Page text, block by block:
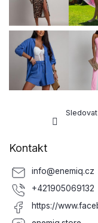
Kontakt
info@enemiq.cz
+421905069132
https://